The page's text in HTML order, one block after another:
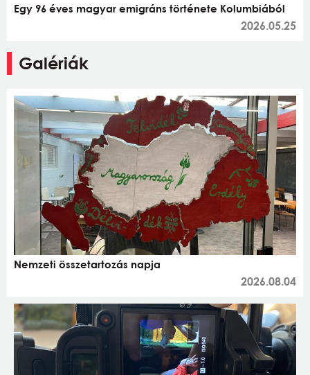
Egy 96 éves magyar emigráns története Kolumbiából
2026.05.25
Galériák
Nemzeti összetartozás napja
2026.08.04